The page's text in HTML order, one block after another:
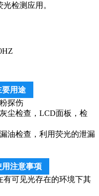
检测应用。
要用途
探伤
尘检查，LCD面板，检
油检查，利用荧光的泄漏
注意事项
有可见光存在的环境下其